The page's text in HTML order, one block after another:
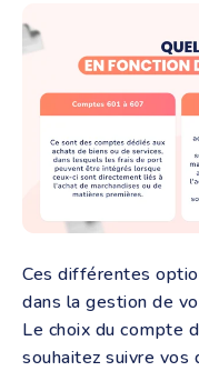
Ces différentes
dans la gestion de
Le choix du compte
souhaitez suivre